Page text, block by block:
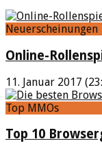
Neuerscheinungen
Online-
11. Januar 2017
Top MMOs
Top 10